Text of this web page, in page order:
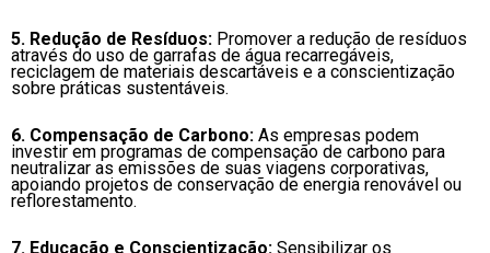
5. Redução de Resíduos: Promover a redução de resíduos
através do uso de garrafas de água recarregáveis,
reciclagem de materiais descartáveis e a conscientização
sobre práticas sustentáveis.
6. Compensação de Carbono: As empresas podem
investir em programas de compensação de carbono para
neutralizar as emissões de suas viagens corporativas,
apoiando projetos de conservação de energia renovável ou
reflorestamento.
7. Educação e Conscientização: Sensibilizar os